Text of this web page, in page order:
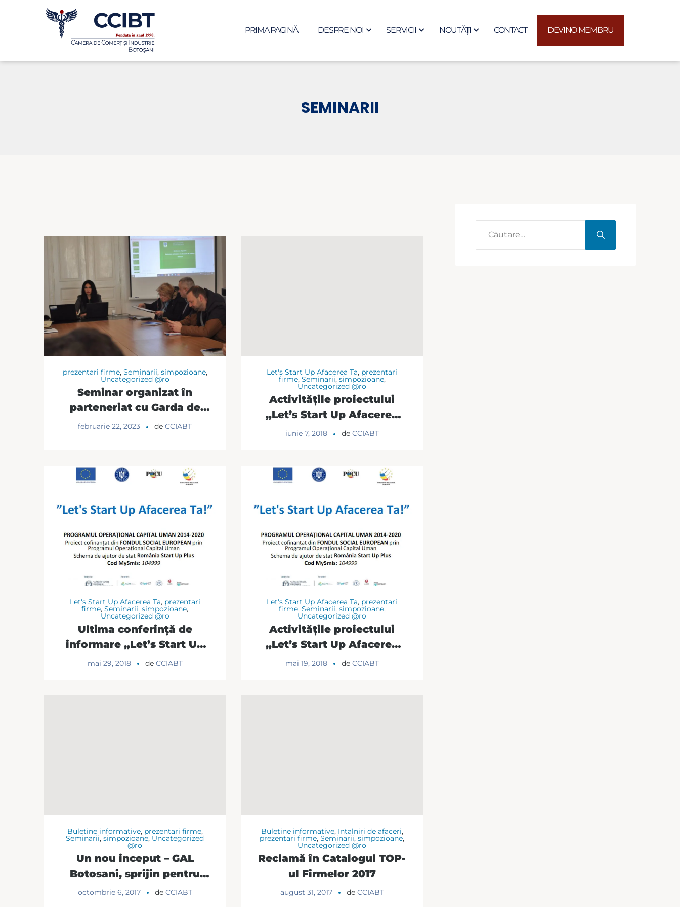
PRIMA PAGINĂ DESPRE NOI SERVICII NOUTĂȚI CONTACT DEVINO MEMBRU
SEMINARII
prezentari firme, Seminarii, simpozioane,
Uncategorized @ro
Seminar organizat în
parteneriat cu Garda de
Mediu – Comisariatul
februarie 22, 2023 deCCIABT
Let's Start Up Afacerea Ta, prezentari
firme, Seminarii, simpozioane,
Uncategorized @ro
Activitățile proiectului
„Let’s Start Up Afacerea
Ta!” continuă cu ultima
iunie 7, 2018 de CCIABT
Let's Start Up Afacerea Ta, prezentari
firme,Seminarii,simpozioane,
Uncategorized @ro
Ultima conferință de
informare „Let’s Start Up
Afacerea Ta!”
mai 29, 2018 de CCIABT
Let's Start Up Afacerea Ta, prezentari
firme, Seminarii, simpozioane,
Uncategorized @ro
Activitățile proiectului
„Let’s Start Up Afacerea
Ta!” continuă cu a patra
mai 19, 2018 de CCIABT
Buletine informative, prezentari firme,
Seminarii,simpozioane, Uncategorized
@ro
Un nou inceput – GAL
Botosani, sprijin pentru
dezvoltarea unei strategii
octombrie 6, 2017 de CCIABT
Buletine informative, Intalniri de afaceri,
prezentari firme,Seminarii,simpozioane,
Uncategorized @ro
Reclamă în Catalogul TOP-
ul Firmelor 2017
august 31, 2017 de CCIABT